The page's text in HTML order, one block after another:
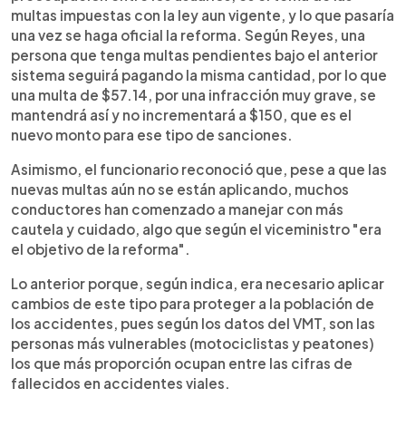
multas impuestas con la ley aun vigente, y lo que pasaría
una vez se haga oficial la reforma. Según Reyes, una
persona que tenga multas pendientes bajo el anterior
sistema seguirá pagando la misma cantidad, por lo que
una multa de $57.14, por una infracción muy grave, se
mantendrá así y no incrementará a $150, que es el
nuevo monto para ese tipo de sanciones.
Asimismo, el funcionario reconoció que, pese a que las
nuevas multas aún no se están aplicando, muchos
conductores han comenzado a manejar con más
cautela y cuidado, algo que según el viceministro "era
el objetivo de la reforma".
Lo anterior porque, según indica, era necesario aplicar
cambios de este tipo para proteger a la población de
los accidentes, pues según los datos del VMT, son las
personas más vulnerables (motociclistas y peatones)
los que más proporción ocupan entre las cifras de
fallecidos en accidentes viales.